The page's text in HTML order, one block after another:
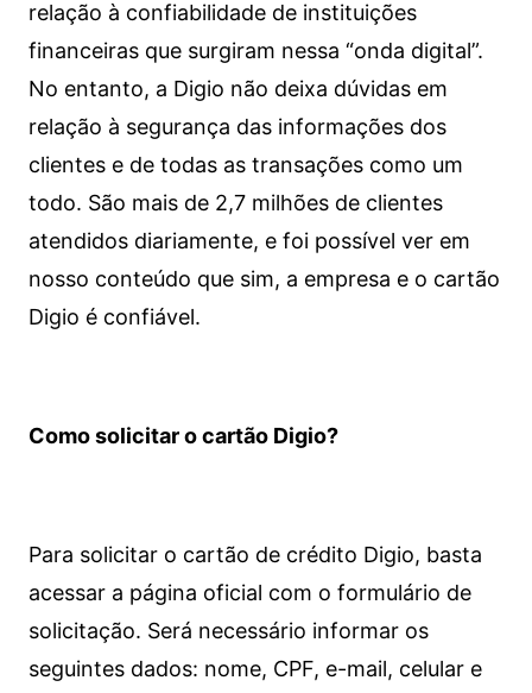
relação à confiabilidade de instituições
financeiras que surgiram nessa “onda digital”.
No entanto, a Digio não deixa dúvidas em
relação à segurança das informações dos
clientes e de todas as transações como um
todo. São mais de 2,7 milhões de clientes
atendidos diariamente, e foi possível ver em
nosso conteúdo que sim, a empresa e o cartão
Digio é confiável.
Como solicitar o cartão Digio?
Para solicitar o cartão de crédito Digio, basta
acessar a página oficial com o formulário de
solicitação. Será necessário informar os
seguintes dados: nome, CPF, e-mail, celular e